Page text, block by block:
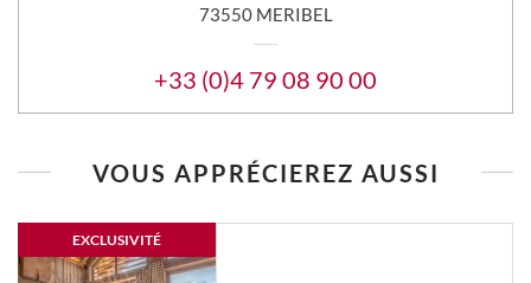
73550 MERIBEL
+33 (0)4 79 08 90 00
VOUS APPRÉCIEREZ AUSSI
EXCLUSIVITÉ